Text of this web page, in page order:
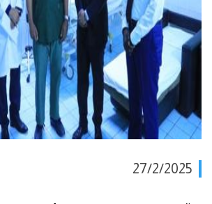
27/2/2025